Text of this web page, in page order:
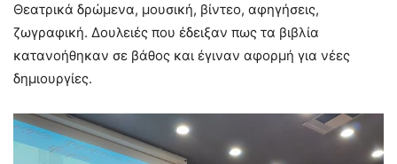
Θεατρικά δρώμενα, μουσική, βίντεο, αφηγήσεις,
ζωγραφική. Δουλειές που έδειξαν πως τα βιβλία
κατανοήθηκαν σε βάθος και έγιναν αφορμή για νέες
δημιουργίες.